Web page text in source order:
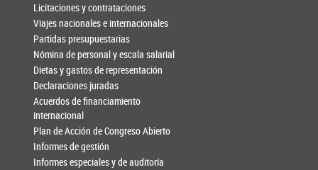
Licitaciones y contrataciones
Viajes nacionales e internacionales
Partidas presupuestarias
Nómina de personal y escala salarial
Dietas y gastos de representación
Declaraciones juradas
Acuerdos de financiamiento
internacional
Plan de Acción de Congreso Abierto
Informes de gestión
Informes especiales y de auditoría